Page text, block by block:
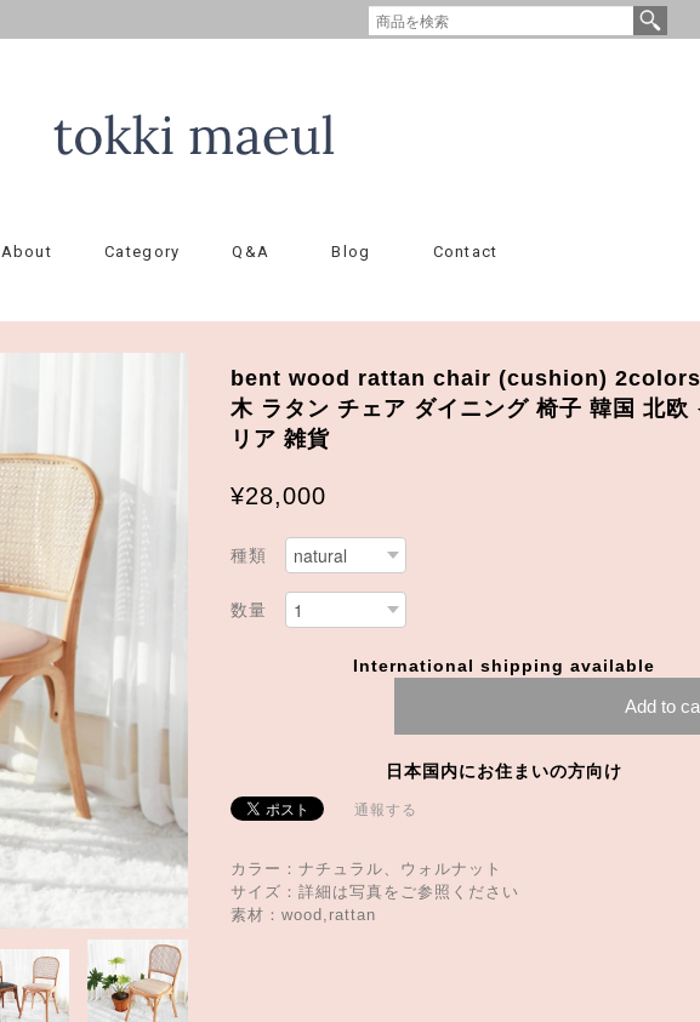
About Category Q&A Blog Contact
bent wood rattan chair (cushion)
木 ラタン チェア ダイニング 椅子 韓国 北欧
リア 雑貨
¥28,000
種類
数量
International shipping available
Add to
日本国内にお住まいの方向け
通報する
カラー：ナチュラル、ウォルナット
サイズ：詳細は写真をご参照ください
素材：wood,rattan